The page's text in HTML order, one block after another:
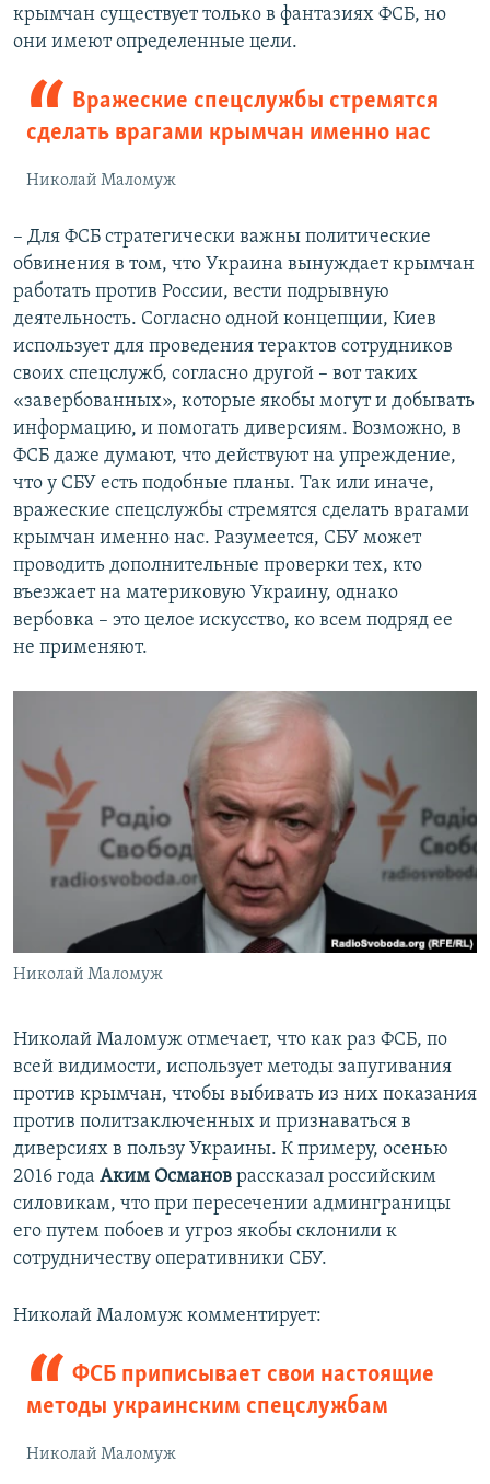
крымчан существует только в фантазиях ФСБ, но
они имеют определенные цели.
Вражеские спецслужбы стремятся
сделать врагами крымчан именно нас
Николай Маломуж
– Для ФСБ стратегически важны политические
обвинения в том, что Украина вынуждает крымчан
работать против России, вести подрывную
деятельность. Согласно одной концепции, Киев
использует для проведения терактов сотрудников
своих спецслужб, согласно другой – вот таких
«завербованных», которые якобы могут и добывать
информацию, и помогать диверсиям. Возможно, в
ФСБ даже думают, что действуют на упреждение,
что у СБУ есть подобные планы. Так или иначе,
вражеские спецслужбы стремятся сделать врагами
крымчан именно нас. Разумеется, СБУ может
проводить дополнительные проверки тех, кто
въезжает на материковую Украину, однако
вербовка – это целое искусство, ко всем подряд ее
не применяют.
Николай Маломуж
Николай Маломуж отмечает, что как раз ФСБ, по
всей видимости, использует методы запугивания
против крымчан, чтобы выбивать из них показания
против политзаключенных и признаваться в
диверсиях в пользу Украины. К примеру, осенью
2016 года Аким Османов рассказал российским
силовикам, что при пересечении админграницы
его путем побоев и угроз якобы склонили к
сотрудничеству оперативники СБУ.
Николай Маломуж комментирует:
ФСБ приписывает свои настоящие
методы украинским спецслужбам
Николай Маломуж